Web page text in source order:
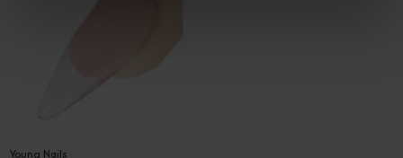
Young Nails